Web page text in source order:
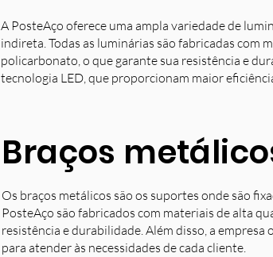
A PosteAço oferece uma ampla variedade de
indireta. Todas as luminárias são fabricadas com
policarbonato, o que garante sua resistência e
tecnologia LED, que proporcionam maior
Braços
Os braços metálicos são os suportes onde são
PosteAço são fabricados com materiais de alta
resistência e durabilidade. Além disso, a
para atender às necessidades de cada cliente.